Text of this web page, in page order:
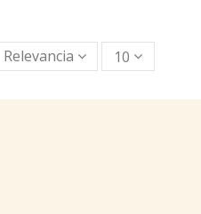
Relevancia 10